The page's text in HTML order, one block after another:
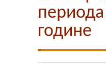
Ученици
Особље
године